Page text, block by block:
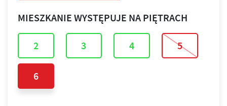
MIESZKANIE WYSTĘPUJE NA PIĘTRACH
2 3 4 5
6